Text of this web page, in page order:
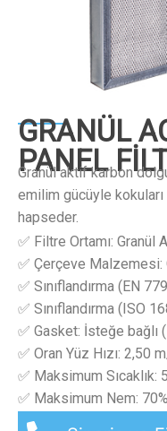
GRANÜL
PANEL
Granül aktif karbon
emilim gücüyle
hapseder.
✅ Filtre Ortamı: Granül
✅ Çerçeve Malzemesi:
✅ Sınıflandırma (EN
✅ Sınıflandırma (ISO
✅ Gasket: İsteğe bağlı
✅ Oran Yüz Hızı: 2,50
✅ Maksimum Sıcaklık:
✅ Maksimum Nem: 70%